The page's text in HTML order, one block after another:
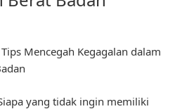
Mencegah Kegagalan dalam
yang tidak ingin memiliki